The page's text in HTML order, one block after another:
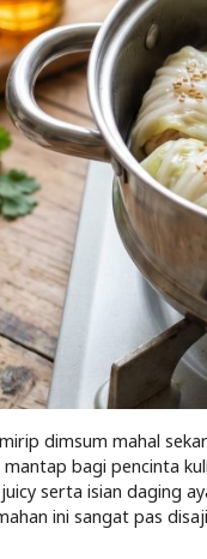
dimsum mahal
bagi pencinta
serta isian daging
ini sangat pas